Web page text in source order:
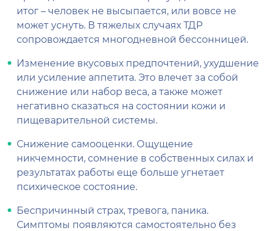
итог – человек не высыпается, или вовсе не
может уснуть. В тяжелых случаях ТДР
сопровождается многодневной бессонницей.
Изменение вкусовых предпочтений, ухудшение
или усиление аппетита. Это влечет за собой
снижение или набор веса, а также может
негативно сказаться на состоянии кожи и
пищеварительной системы.
Снижение самооценки. Ощущение
никчемности, сомнение в собственных силах и
результатах работы еще больше угнетает
психическое состояние.
Беспричинный страх, тревога, паника.
Симптомы появляются самостоятельно без